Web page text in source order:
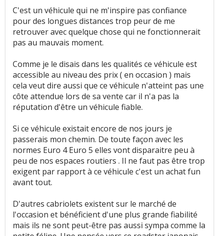
C'est un véhicule qui ne m'inspire pas confiance
pour des longues distances trop peur de me
retrouver avec quelque chose qui ne fonctionnerait
pas au mauvais moment.
Comme je le disais dans les qualités ce véhicule est
accessible au niveau des prix ( en occasion ) mais
cela veut dire aussi que ce véhicule n'atteint pas une
côte attendue lors de sa vente car il n'a pas la
réputation d'être un véhicule fiable.
Si ce véhicule existait encore de nos jours je
passerais mon chemin. De toute façon avec les
normes Euro 4 Euro 5 elles vont disparaitre peu à
peu de nos espaces routiers . Il ne faut pas être trop
exigent par rapport à ce véhicule c'est un achat fun
avant tout.
D'autres cabriolets existent sur le marché de
l'occasion et bénéficient d'une plus grande fiabilité
mais ils ne sont peut-être pas aussi sympa comme la